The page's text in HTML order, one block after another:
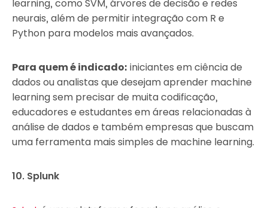
learning, como SVM, árvores de decisão e redes
neurais, além de permitir integração com R e
Python para modelos mais avançados.
Para quem é indicado: iniciantes em ciência de
dados ou analistas que desejam aprender machine
learning sem precisar de muita codificação,
educadores e estudantes em áreas relacionadas à
análise de dados e também empresas que buscam
uma ferramenta mais simples de machine learning.
10. Splunk